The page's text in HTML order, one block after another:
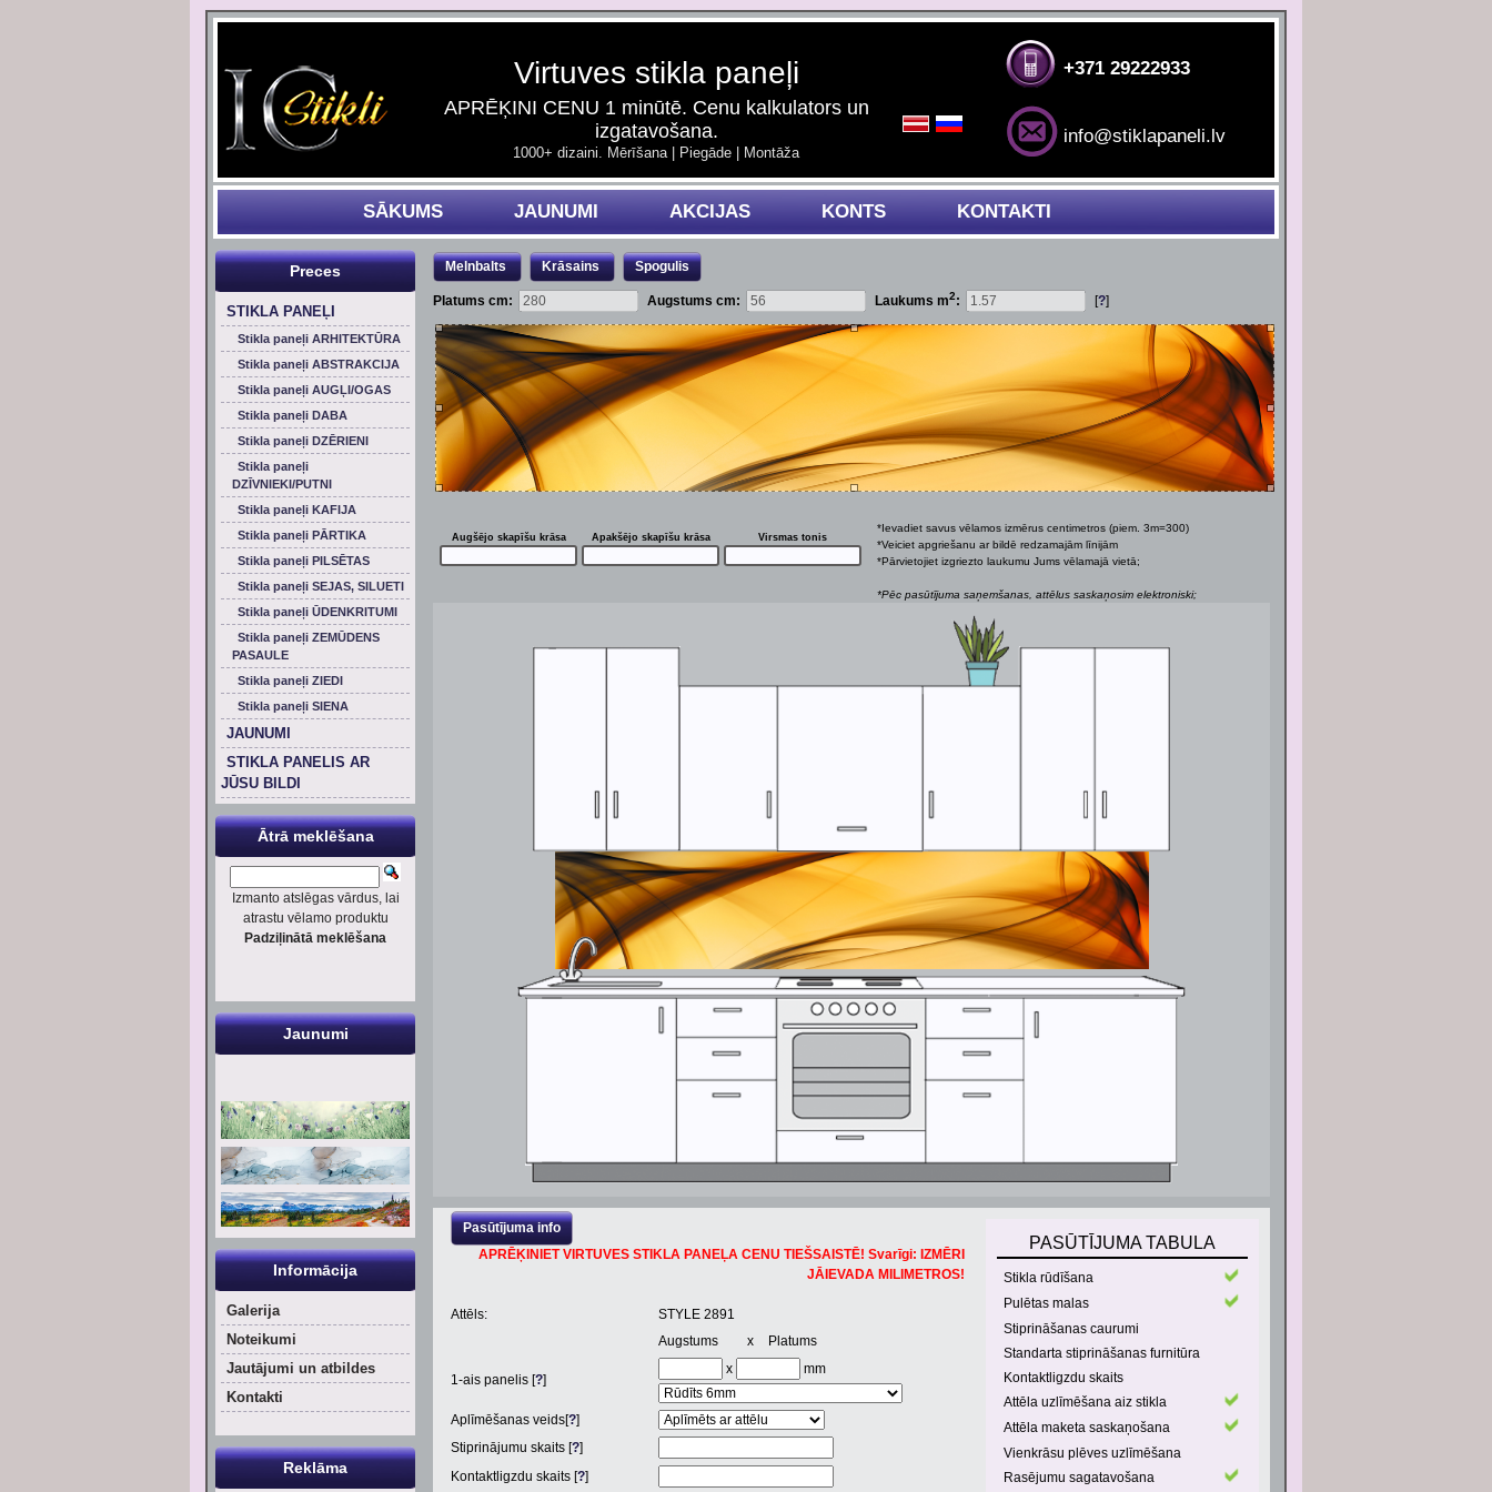
Virtuves stikla paneļi
APRĒĶINI CENU 1 minūtē. Cenu kalkulators un
izgatavošana.
1000+ dizaini. Mērīšana | Piegāde | Montāža
+371 29222933
info@stiklapaneli.lv
SĀKUMS JAUNUMI AKCIJAS KONTS KONTAKTI
Melnbalts Krāsains Spogulis
Platums cm: Augstums cm: Laukums m2: [?]
Augšējo skapīšu krāsa Apakšējo skapīšu krāsa Virsmas tonis
*Ievadiet savus vēlamos izmērus centimetros (piem. 3m=300)
*Veiciet apgriešanu ar bildē redzamajām līnijām
*Pārvietojiet izgriezto laukumu Jums vēlamajā vietā;
*Pēc pasūtījuma saņemšanas, attēlus saskaņosim elektroniski;
Pasūtījuma info
APRĒĶINIET VIRTUVES STIKLA PANEĻA CENU TIEŠSAISTĒ! Svarīgi: IZMĒRI
JĀIEVADA MILIMETROS!
Attēls:
STYLE 2891
Augstums
x Platums
1-ais panelis [?]
x mm
Aplīmēšanas veids[?]
Stiprinājumu skaits [?]
Kontaktligzdu skaits [?]
PASŪTĪJUMA TABULA
Stikla rūdīšana
Pulētas malas
Stiprināšanas caurumi
Standarta stiprināšanas furnitūra
Kontaktligzdu skaits
Attēla uzlīmēšana aiz stikla
Attēla maketa saskaņošana
Vienkrāsu plēves uzlīmēšana
Rasējumu sagatavošana
Preces
STIKLA PANEĻI
Stikla paneļi ARHITEKTŪRA
Stikla paneļi ABSTRAKCIJA
Stikla paneļi AUGĻI/OGAS
Stikla paneļi DABA
Stikla paneļi DZĒRIENI
Stikla paneļi
DZĪVNIEKI/PUTNI
Stikla paneļi KAFIJA
Stikla paneļi PĀRTIKA
Stikla paneļi PILSĒTAS
Stikla paneļi SEJAS, SILUETI
Stikla paneļi ŪDENKRITUMI
Stikla paneļi ZEMŪDENS
PASAULE
Stikla paneļi ZIEDI
Stikla paneļi SIENA
JAUNUMI
STIKLA PANELIS AR
JŪSU BILDI
Ātrā meklēšana
Izmanto atslēgas vārdus, lai
atrastu vēlamo produktu
Padziļinātā meklēšana
Jaunumi
Informācija
Galerija
Noteikumi
Jautājumi un atbildes
Kontakti
Reklāma